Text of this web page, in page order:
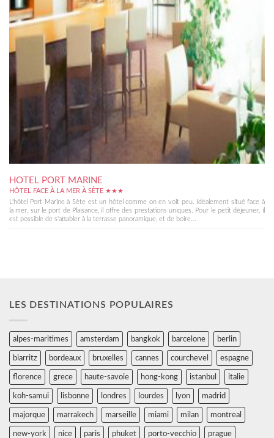
HOTEL PORT MARINE
HÔTEL FACE À LA MER À SÈTE ★★★
L'hôtel Port Marine à Sète est un hôtel comme on en voit peu. Idéalement situé face à
la mer, sur le port de Plaisance, il offre des prestations uniques. Pour le petit déjeuner, il
est possible de s'attabler à la terrasse panoramique, et de boire...
LES DESTINATIONS POPULAIRES
alpes-maritimes amsterdam bangkok barcelone berlin
biarritz bordeaux bruxelles cannes courchevel espagne
florence grece haute-savoie hong-kong istanbul italie
koh-samui lisbonne londres lourdes lyon madrid
majorque marrakech marseille miami milan montreal
new-york nice paris phuket porto-vecchio prague